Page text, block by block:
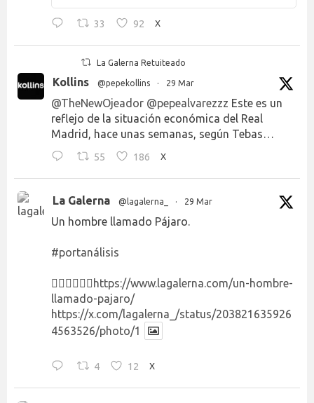
33 92 X
La Galerna Retuiteado
Kollins @pepekollins · 29 Mar
@TheNewOjeador @pepealvarezzz Este es un
reflejo de la situación económica del Real
Madrid, hace unas semanas, según Tebas…
55 186 X
La Galerna @lagalerna_ · 29 Mar
Un hombre llamado Pájaro.
#portanálisis
👉🏻👉🏻👉🏻 https://www.lagalerna.com/un-hombre-
llamado-pajaro/
https://x.com/lagalerna_/status/203821635926
4563526/photo/1
4 12 X